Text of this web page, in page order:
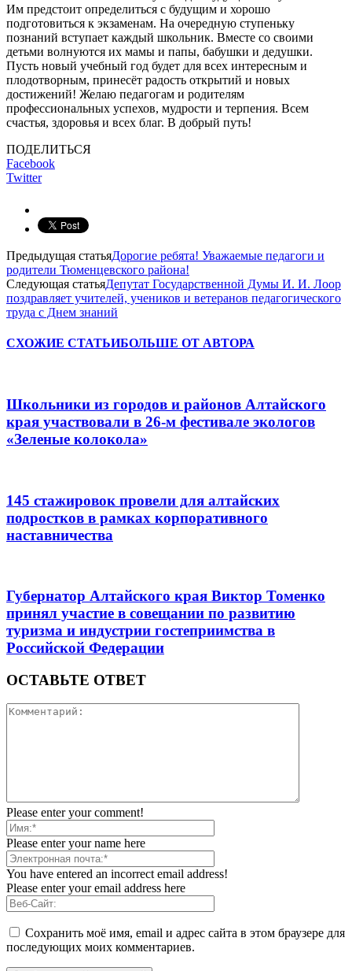
Им предстоит определиться с будущим и хорошо
подготовиться к экзаменам. На очередную ступеньку
познаний вступает каждый школьник. Вместе со своими
детьми волнуются их мамы и папы, бабушки и дедушки.
Пусть новый учебный год будет для всех интересным и
плодотворным, принесёт радость открытий и новых
достижений! Желаю педагогам и родителям
профессиональных успехов, мудрости и терпения. Всем
счастья, здоровья и всех благ. В добрый путь!
ПОДЕЛИТЬСЯ
Facebook
Twitter
Предыдущая статьяДорогие ребята! Уважаемые педагоги и
родители Тюменцевского района!
Следующая статьяДепутат Государственной Думы И. И. Лоор
поздравляет учителей, учеников и ветеранов педагогического
труда с Днем знаний
СХОЖИЕ СТАТЬИБОЛЬШЕ ОТ АВТОРА
Школьники из городов и районов Алтайского
края участвовали в 26-м фестивале экологов
«Зеленые колокола»
145 стажировок провели для алтайских
подростков в рамках корпоративного
наставничества
Губернатор Алтайского края Виктор Томенко
принял участие в совещании по развитию
туризма и индустрии гостеприимства в
Российской Федерации
ОСТАВЬТЕ ОТВЕТ
Please enter your comment!
Please enter your name here
You have entered an incorrect email address!
Please enter your email address here
Сохранить моё имя, email и адрес сайта в этом браузере для
последующих моих комментариев.